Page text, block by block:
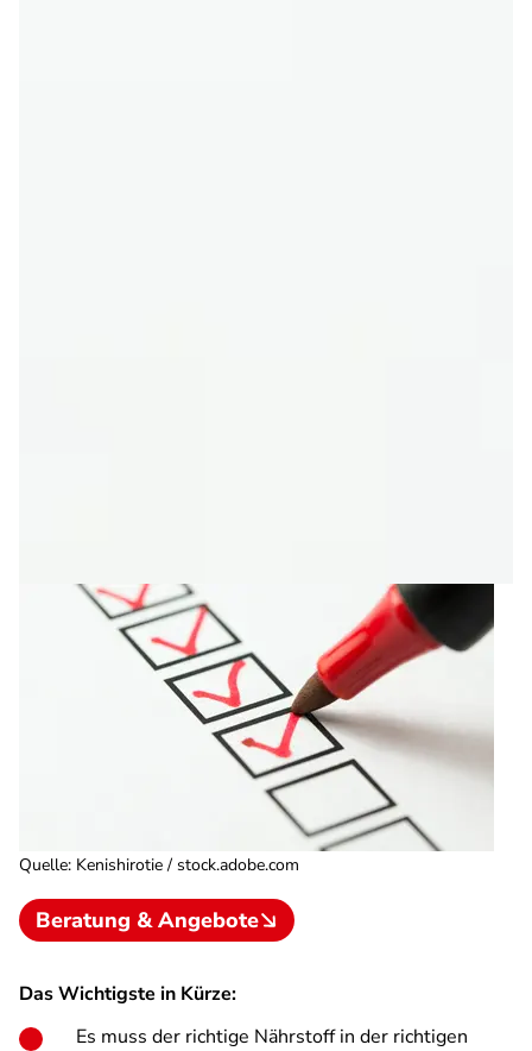
Quelle: Kenishirotie / stock.adobe.com
Beratung & Angebote
Das Wichtigste in Kürze:
Es muss der richtige Nährstoff in der richtigen